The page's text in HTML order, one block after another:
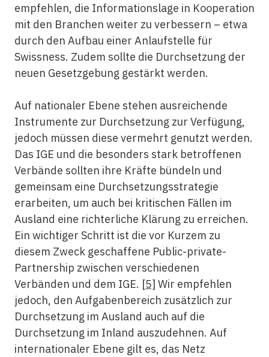
empfehlen, die Informationslage in Kooperation
mit den Branchen weiter zu verbessern – etwa
durch den Aufbau einer Anlaufstelle für
Swissness. Zudem sollte die Durchsetzung der
neuen Gesetzgebung gestärkt werden.
Auf nationaler Ebene stehen ausreichende
Instrumente zur Durchsetzung zur Verfügung,
jedoch müssen diese vermehrt genutzt werden.
Das IGE und die besonders stark betroffenen
Verbände sollten ihre Kräfte bündeln und
gemeinsam eine Durchsetzungsstrategie
erarbeiten, um auch bei kritischen Fällen im
Ausland eine richterliche Klärung zu erreichen.
Ein wichtiger Schritt ist die vor Kurzem zu
diesem Zweck geschaffene Public-private-
Partnership zwischen verschiedenen
Verbänden und dem IGE. [5] Wir empfehlen
jedoch, den Aufgabenbereich zusätzlich zur
Durchsetzung im Ausland auch auf die
Durchsetzung im Inland auszudehnen. Auf
internationaler Ebene gilt es, das Netz